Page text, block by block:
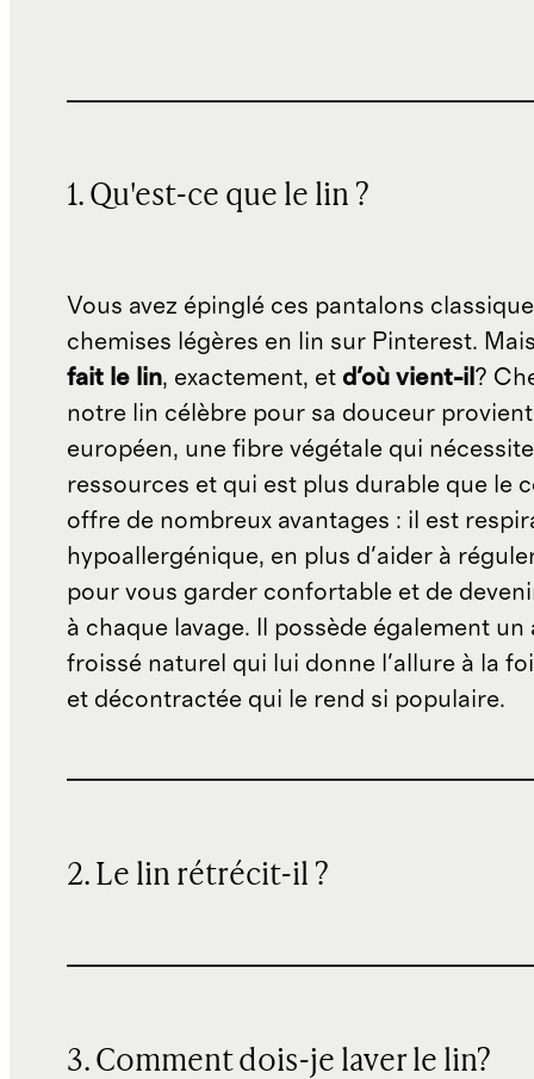
1. Qu'est-ce que le lin ?
Vous avez épinglé ces pantalons
chemises légères en lin sur Pinterest.
fait le lin, exactement, et d'où vient-il ?
notre lin célèbre pour sa douceur
européen, une fibre végétale qui
ressources et qui est plus durable que le
offre de nombreux avantages : il est
hypoallergénique, en plus d'aider à
pour vous garder confortable et de
à chaque lavage. Il possède également un
froissé naturel qui lui donne l'allure à la
et décontractée qui le rend si populaire.
2. Le lin rétrécit-il ?
3. Comment dois-je laver le lin?